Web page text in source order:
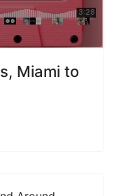
Miami to